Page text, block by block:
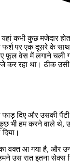
कुछ मजेदार
पर एक दूसरे के साथ
वेस में लगाने चली
रहा था। ठीक
दिए और उसकी
भी हम करने वाले
आ गया है, और
उस रात इतना सेक्स